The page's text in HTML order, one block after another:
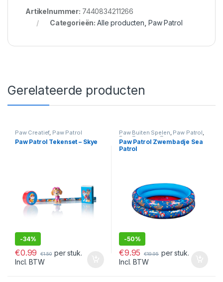
Artikelnummer: 7440834211266
Categorieën:Alle producten Paw Patrol
Gerelateerde producten
Paw Creatief, Paw Patrol
Paw Patrol Tekenset – Skye
-34%
€0.99 €1.50 per stuk.
Incl. BTW
Paw Buiten Spelen, Paw Patrol,
Paw Zomer en Zwemmen
Paw Patrol Zwembadje Sea
Patrol
-50%
€9.95 €19.95 per stuk.
Incl. BTW